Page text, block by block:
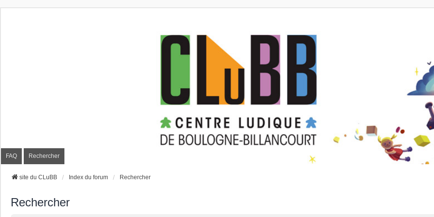
FAQ Rechercher
site du CLuBB Index du forum Rechercher
Rechercher